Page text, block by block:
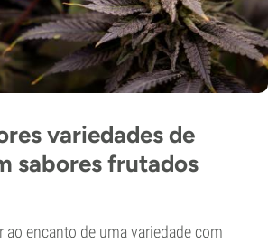
variedades de
sabores frutados
encanto de uma variedade com